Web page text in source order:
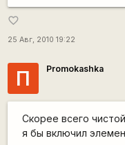
favorite_border
25 Авг, 2010 19:22
П Promokashka
Скорее всего
я бы включил